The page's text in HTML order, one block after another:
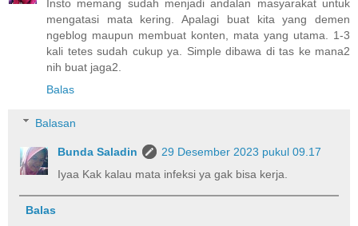
Insto memang sudah menjadi andalan masyarakat untuk
mengatasi mata kering. Apalagi buat kita yang demen
ngeblog maupun membuat konten, mata yang utama. 1-3
kali tetes sudah cukup ya. Simple dibawa di tas ke mana2
nih buat jaga2.
Balas
Balasan
Bunda Saladin
29 Desember 2023 pukul 09.17
Iyaa Kak kalau mata infeksi ya gak bisa kerja.
Balas